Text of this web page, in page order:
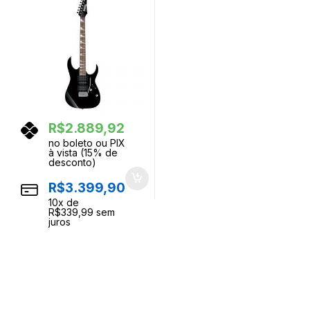
R$2.889,92
no boleto ou PIX
à vista (15% de
desconto)
R$3.399,90
10x de
R$339,99 sem
juros